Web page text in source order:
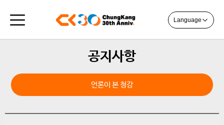
Language
공지사항
언론이 본 청강